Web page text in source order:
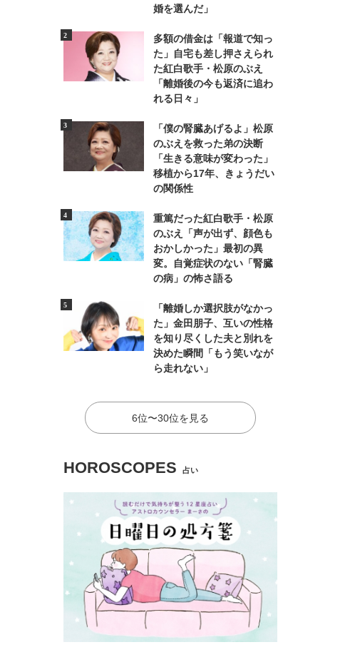
婚を選んだ」
多額の借金は「報道で知っ
た」自宅も差し押さえられ
た紅白歌手・松原のぶえ
「離婚後の今も返済に追わ
れる日々」
「僕の腎臓あげるよ」松原
のぶえを救った弟の決断
「生きる意味が変わった」
移植から17年、きょうだい
の関係性
重篤だった紅白歌手・松原
のぶえ「声が出ず、顔色も
おかしかった」最初の異
変。自覚症状のない「腎臓
の病」の怖さ語る
「離婚しか選択肢がなかっ
た」金田朋子、互いの性格
を知り尽くした夫と別れを
決めた瞬間「もう笑いなが
ら走れない」
6位〜30位を見る
HOROSCOPES 占い